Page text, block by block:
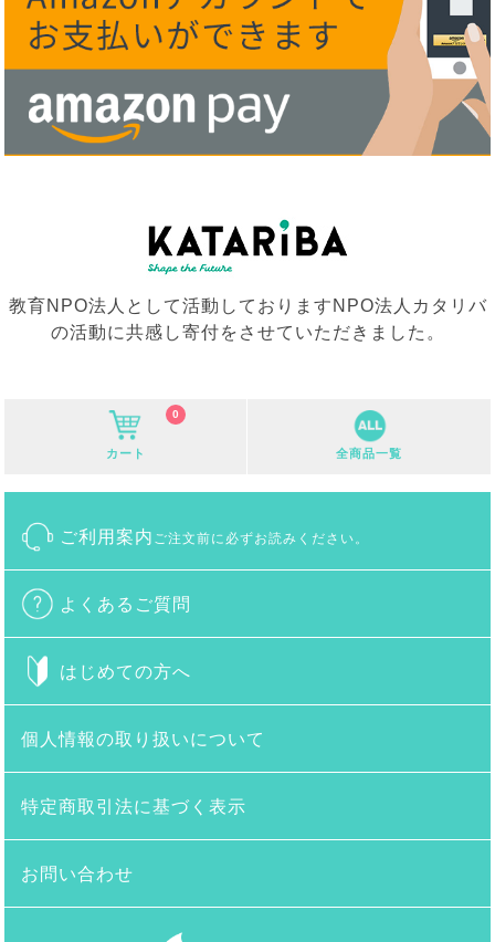
教育NPO法人として活動しておりますNPO法人カタリバ
の活動に共感し寄付をさせていただきました。
カート
0
全商品一覧
ご利用案内 ご注文前に必ずお読みください。
よくあるご質問
はじめての方へ
個人情報の取り扱いについて
特定商取引法に基づく表示
お問い合わせ